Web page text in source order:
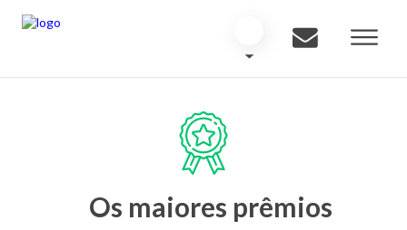
Os maiores prêmios